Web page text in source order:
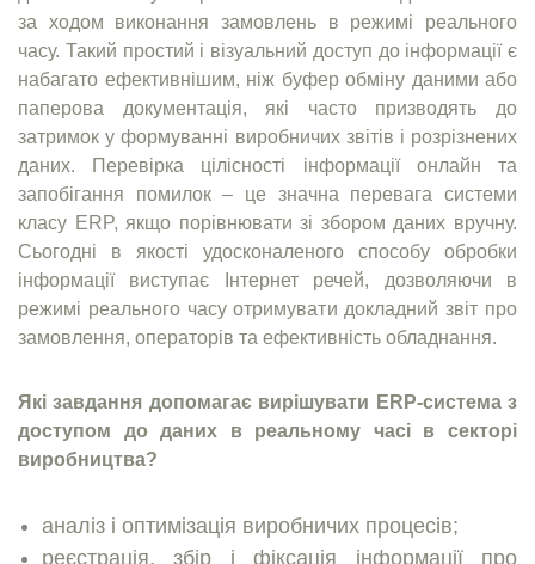
за ходом виконання замовлень в режимі реального
часу. Такий простий і візуальний доступ до інформації є
набагато ефективнішим, ніж буфер обміну даними або
паперова документація, які часто призводять до
затримок у формуванні виробничих звітів і розрізнених
даних. Перевірка цілісності інформації онлайн та
запобігання помилок – це значна перевага системи
класу ERP, якщо порівнювати зі збором даних вручну.
Сьогодні в якості удосконаленого способу обробки
інформації виступає Інтернет речей, дозволяючи в
режимі реального часу отримувати докладний звіт про
замовлення, операторів та ефективність обладнання.
Які завдання допомагає вирішувати ERP-система з
доступом до даних в реальному часі в секторі
виробництва?
аналіз і оптимізація виробничих процесів;
реєстрація, збір і фіксація інформації про